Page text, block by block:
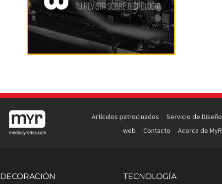
Artículos patrocinados
Servicio de Diseño
web
Contacto Acerca de MyR
DECORACIÓN TECNOLOGÍA